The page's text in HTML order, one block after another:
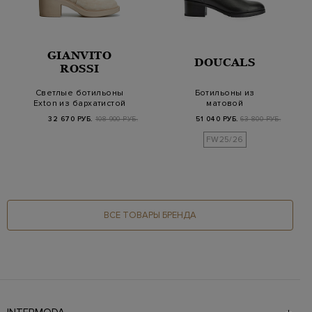
GIANVITO
ROSSI
Светлые ботильоны
Exton из бархатистой
32 670 РУБ. 108 900 РУБ.
DOUCALS
Ботильоны из
матовой
кожи с цепочками
51 040 РУБ. 63 800 РУБ.
FW25/26
ВСЕ ТОВАРЫ БРЕНДА